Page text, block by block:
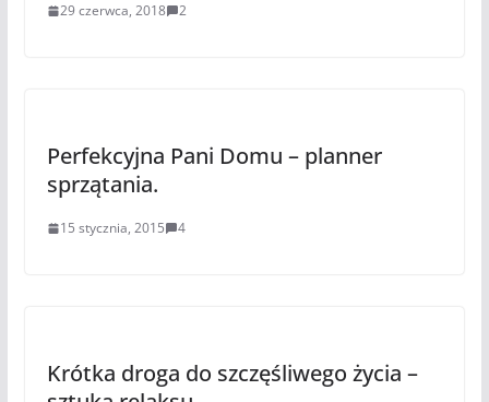
29 czerwca, 2018 2
Perfekcyjna Pani Domu – planner
sprzątania.
15 stycznia, 2015 4
Krótka droga do szczęśliwego życia –